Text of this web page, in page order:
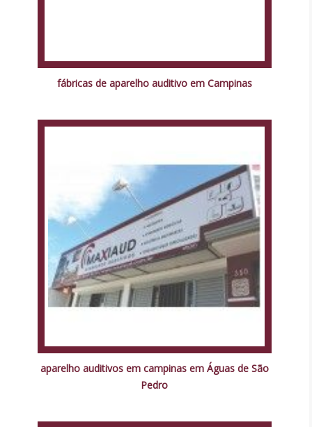
fábricas de aparelho auditivo em Campinas
aparelho auditivos em campinas em Águas de São
Pedro